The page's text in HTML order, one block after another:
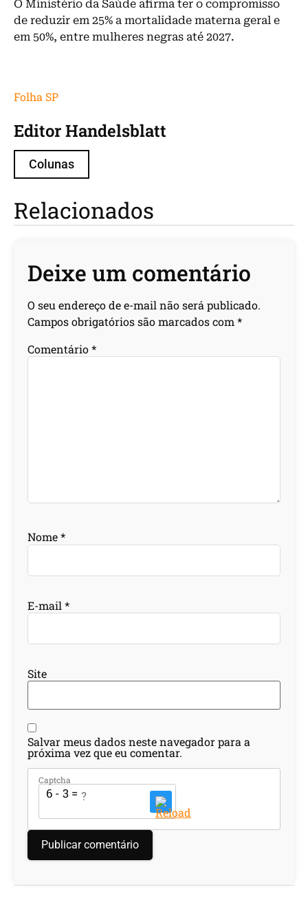
O Ministério da Saúde afirma ter o compromisso
de reduzir em 25% a mortalidade materna geral e
em 50%, entre mulheres negras até 2027.
Folha SP
Editor Handelsblatt
Colunas
Relacionados
Deixe um comentário
O seu endereço de e-mail não será publicado.
Campos obrigatórios são marcados com *
Comentário*
Nome*
E-mail *
Site
Salvar meus dados neste navegador para a
próxima vez que eu comentar.
Captcha
6 - 3 = ?